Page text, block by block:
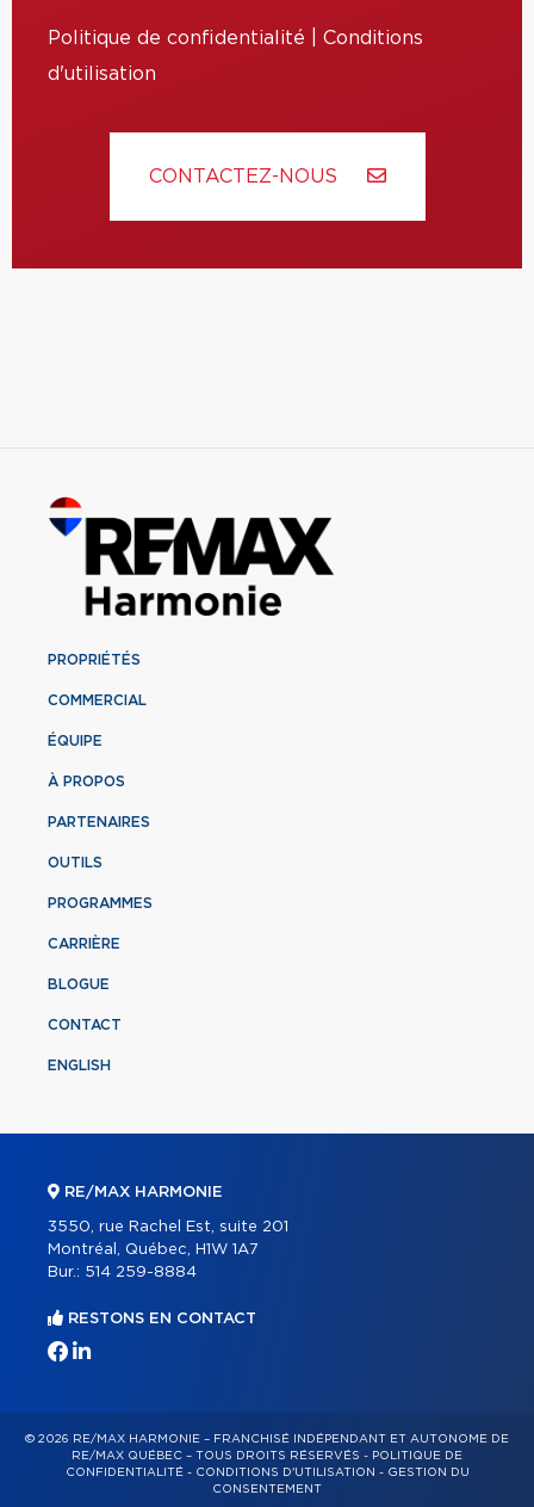
Politique de confidentialité
Conditions
d'utilisation
CONTACTEZ-NOUS
PROPRIÉTÉS
COMMERCIAL
ÉQUIPE
À PROPOS
PARTENAIRES
OUTILS
PROGRAMMES
CARRIÈRE
BLOGUE
CONTACT
ENGLISH
RE/MAX HARMONIE
3550, rue Rachel Est, suite 201
Montréal, Québec, H1W 1A7
Bur.: 514 259-8884
RESTONS EN CONTACT
© 2026 RE/MAX HARMONIE – FRANCHISÉ INDÉPENDANT ET AUTONOME DE
RE/MAX QUÉBEC – TOUS DROITS RÉSERVÉS - POLITIQUE DE
CONFIDENTIALITÉ- CONDITIONS D'UTILISATION - GESTION DU
CONSENTEMENT